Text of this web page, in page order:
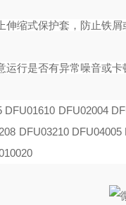
伸缩式保护套，防止铁
运行是否有异常噪音或
DFU01610 DFU02004
DFU03210 DFU04005